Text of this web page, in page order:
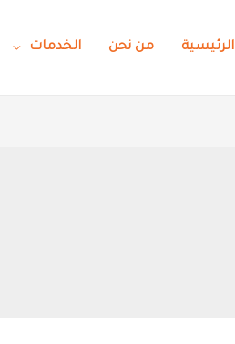
الرئيسية من نحن الخدمات